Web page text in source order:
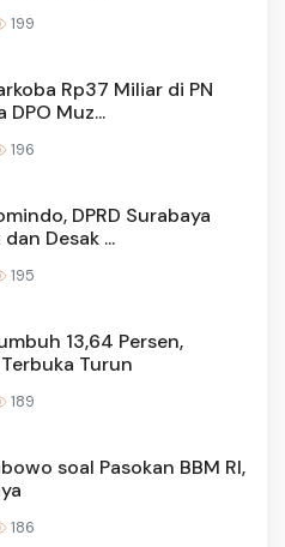
199
Rp37 Miliar di PN
DPO Muz...
196
DPRD Surabaya
Desak ...
195
13,64 Persen,
Turun
189
soal Pasokan BBM RI,
186